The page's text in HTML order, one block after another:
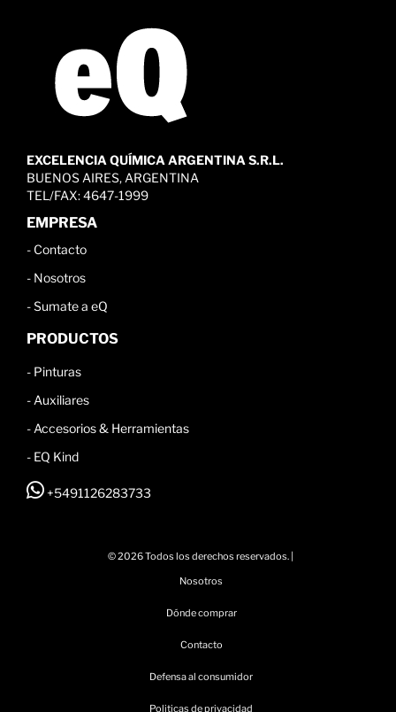
EXCELENCIA QUÍMICA ARGENTINA S.R.L.
BUENOS AIRES, ARGENTINA
TEL/FAX: 4647-1999
EMPRESA
- Contacto
- Nosotros
-Sumate a eQ
PRODUCTOS
- Pinturas
- Auxiliares
- Accesorios & Herramientas
- EQ Kind
+5491126283733
© 2026 Todos los derechos reservados. |
Nosotros
Dónde comprar
Contacto
Defensa al consumidor
Politicas de privacidad